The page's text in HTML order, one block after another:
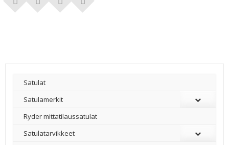
Satulat
Satulamerkit
Ryder mittatilaussatulat
Satulatarvikkeet
–